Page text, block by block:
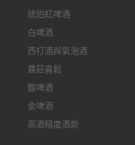
琥珀紅啤酒
白啤酒
西打酒與氣泡酒
農莊喜鬆
酸啤酒
金啤酒
高酒精度酒款